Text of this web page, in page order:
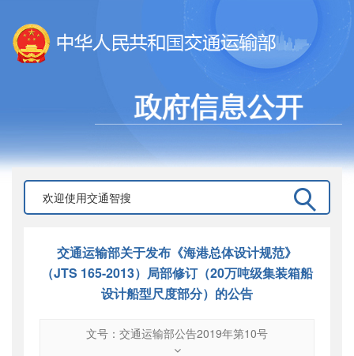
交通运输部关于发布《海港总体设计规范》
（JTS 165-2013）局部修订（20万吨级集装箱船
设计船型尺度部分）的公告
文号：交通运输部公告2019年第10号
交通运输部公告2019年第10号